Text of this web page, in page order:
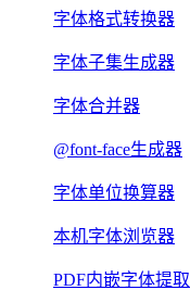
字体格式转换器
字体子集生成器
字体合并器
@font-face生成器
字体单位换算器
本机字体浏览器
PDF内嵌字体提取